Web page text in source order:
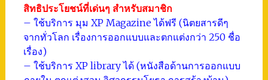
สิทธิประโยชน์ที่เด่นๆ สำหรับสมาชิก
– ใช้บริการ มุม XP Magazine ได้ฟรี (นิตยสารดีๆ
จากทั่วโลก เรื่องการออกแบบและตกแต่งกว่า 250 ชื่อ
เรื่อง)
– ใช้บริการ XP library ได้ (หนังสือด้านการออกแบบ